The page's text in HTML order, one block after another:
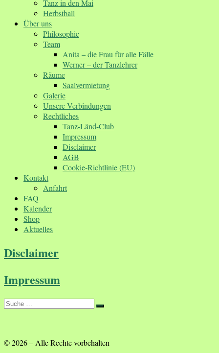
Tanz in den Mai
Herbstball
Über uns
Philosophie
Team
Anita – die Frau für alle Fälle
Werner – der Tanzlehrer
Räume
Saalvermietung
Galerie
Unsere Verbindungen
Rechtliches
Tanz-Länd-Club
Impressum
Disclaimer
AGB
Cookie-Richtlinie (EU)
Kontakt
Anfahrt
FAQ
Kalender
Shop
Aktuelles
Disclaimer
Impressum
Suche
Suche
© 2026– Alle Rechte vorbehalten